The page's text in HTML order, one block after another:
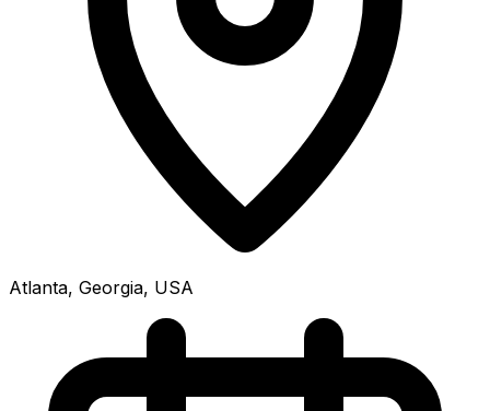
Atlanta, Georgia, USA